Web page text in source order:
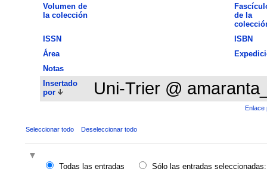
Volumen de
la colección
de la
ISSN
ISBN
Área
Notas
Insertado
por
Uni-Trier @
Enlace
Seleccionar todo Deseleccionar todo
Todas las entradas
Sólo las entradas seleccionadas: